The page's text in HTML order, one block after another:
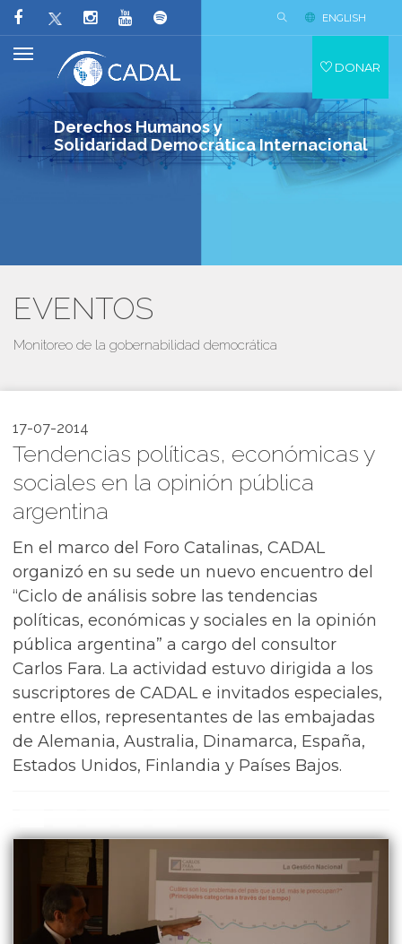
Derechos Humanos y
Solidaridad Democrática Internacional
ENGLISH
DONAR
EVENTOS
Monitoreo de la gobernabilidad democrática
17-07-2014
Tendencias políticas, económicas y
sociales en la opinión pública
argentina
En el marco del Foro Catalinas, CADAL
organizó en su sede un nuevo encuentro del
“Ciclo de análisis sobre las tendencias
políticas, económicas y sociales en la opinión
pública argentina” a cargo del consultor
Carlos Fara. La actividad estuvo dirigida a los
suscriptores de CADAL e invitados especiales,
entre ellos, representantes de las embajadas
de Alemania, Australia, Dinamarca, España,
Estados Unidos, Finlandia y Países Bajos.